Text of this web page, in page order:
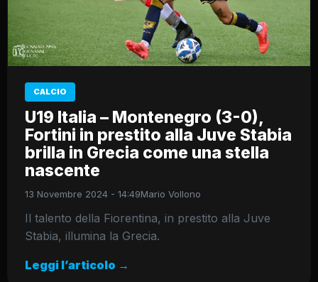
CALCIO
U19 Italia – Montenegro (3-0),
Fortini in prestito alla Juve Stabia
brilla in Grecia come una stella
nascente
13 Novembre 2024 - 14:49Mario Vollono
Il talento della Fiorentina, in prestito alla Juve
Stabia, illumina la Grecia.
Leggi l’articolo →